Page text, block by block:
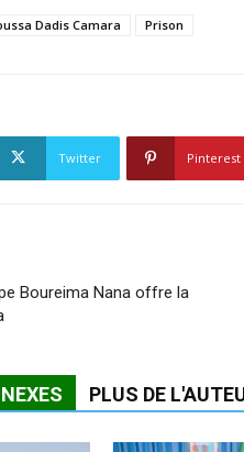
Dadis Camara Prison
Twitter Pinterest
Boureima Nana offre la
PLUS DE